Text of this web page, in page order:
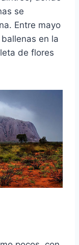
se
Entre mayo
en la
de flores